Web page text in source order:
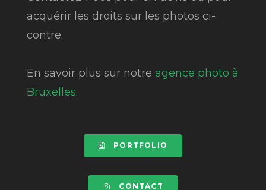
acquérir les droits sur les photos ci-
contre.
En savoir plus sur notre agence photo à
Bruxelles.
PORTFOLIO
CONTACT